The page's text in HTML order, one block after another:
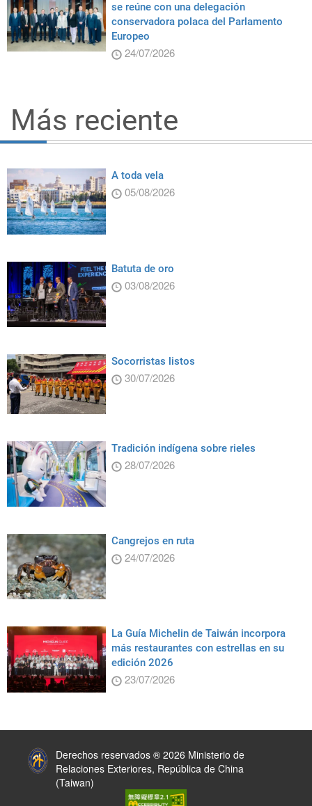
se reúne con una delegación
conservadora polaca del Parlamento
Europeo
24/07/2026
Más reciente
A toda vela
05/08/2026
Batuta de oro
03/08/2026
Socorristas listos
30/07/2026
Tradición indígena sobre rieles
28/07/2026
Cangrejos en ruta
24/07/2026
La Guía Michelin de Taiwán incorpora
más restaurantes con estrellas en su
edición 2026
23/07/2026
Derechos reservados ® 2026 Ministerio de
Relaciones Exteriores, República de China
(Taiwan)